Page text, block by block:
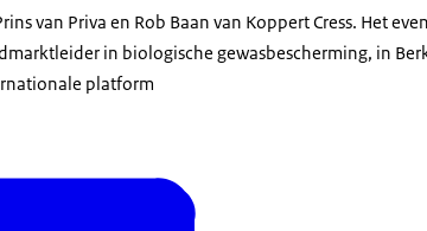
van Priva en Rob Baan van Koppert Cress. Het
in biologische gewasbescherming, in
platform